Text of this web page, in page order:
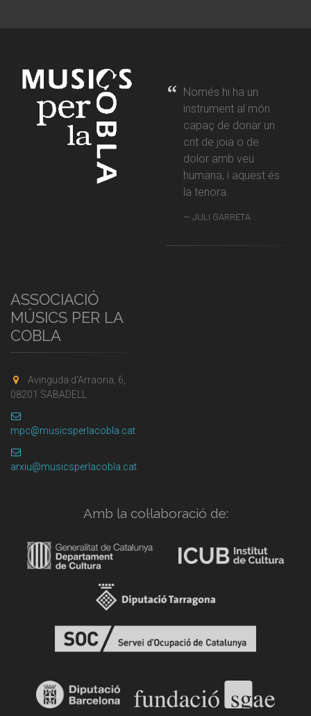
Només hi ha un
instrument al món
capaç de donar un
crit de joia o de
dolor amb veu
humana, i aquest és
la tenora.
JULI GARRETA
ASSOCIACIÓ
MÚSICS PER LA
COBLA
Avinguda d'Arraona, 6,
08201 SABADELL
mpc@musicsperlacobla.cat
arxiu@musicsperlacobla.cat
Amb la col·laboració de: